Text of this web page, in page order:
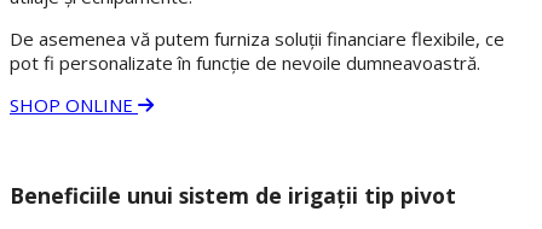
De asemenea vă putem furniza soluții financiare flexibile, ce
pot fi personalizate în funcție de nevoile dumneavoastră.
SHOP ONLINE
Beneficiile unui sistem de irigații tip pivot